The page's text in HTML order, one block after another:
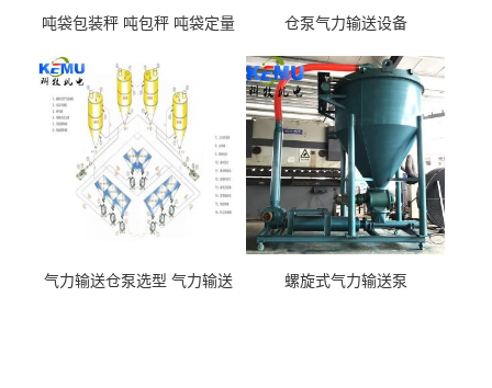
吨袋包装秤 吨包秤 吨袋定量
仓泵气力输送设备
气力输送仓泵选型 气力输送
螺旋式气力输送泵